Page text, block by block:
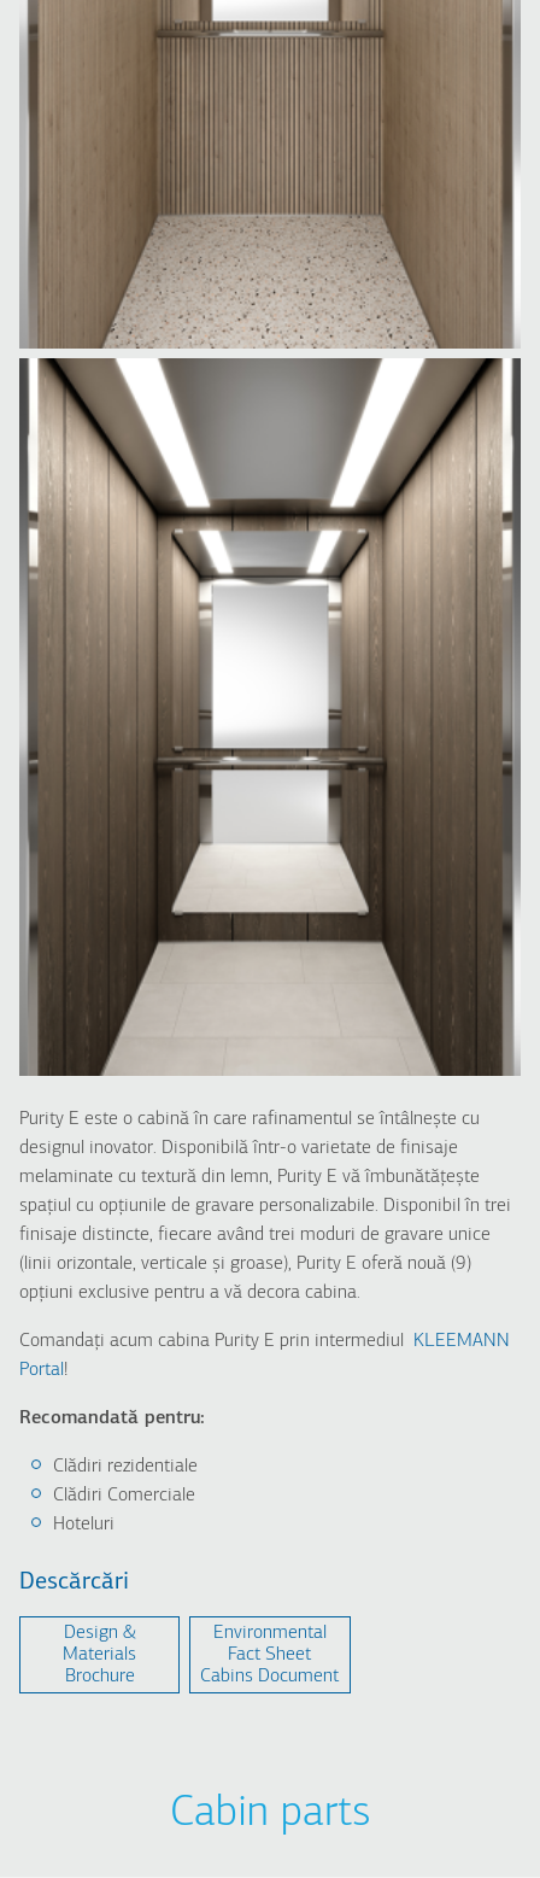
Purity E este o cabină în care rafinamentul se întâlnește cu
designul inovator. Disponibilă într-o varietate de finisaje
melaminate cu textură din lemn, Purity E vă îmbunătățește
spațiul cu opțiunile de gravare personalizabile. Disponibil în trei
finisaje distincte, fiecare având trei moduri de gravare unice
(linii orizontale, verticale și groase), Purity E oferă nouă (9)
opțiuni exclusive pentru a vă decora cabina.
Comandați acum cabina Purity E prin intermediul
KLEEMANN
Portal !
Recomandată pentru:
Clădiri rezidentiale
Clădiri Comerciale
Hoteluri
Descărcări
Design &
Μaterials
Brochure
Environmental
Fact Sheet
Cabins Document
Cabin parts